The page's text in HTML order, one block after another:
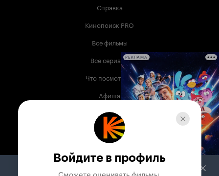
Справка
Кинопоиск PRO
Все фильмы
Все сериалы
Что посмотреть
Афиша
Музыка
Телепрограмма
Служба поддержки
РЕКЛАМА
Войдите в профиль
Сможете оценивать фильмы,